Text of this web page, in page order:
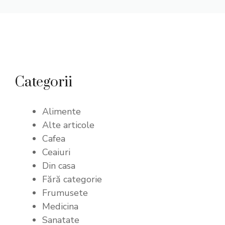
Categorii
Alimente
Alte articole
Cafea
Ceaiuri
Din casa
Fără categorie
Frumusete
Medicina
Sanatate